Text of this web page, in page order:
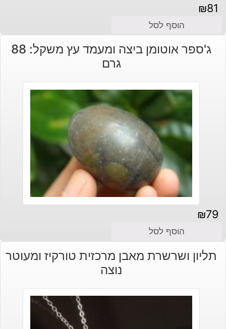
₪81
הוסף לסל
ג'ספר אוטומן ביצה ומעמד עץ משקל: 88
גרם
₪79
הוסף לסל
תליון ושרשרת מאבן מרכזית טורקיז ומעוטר
נוצה